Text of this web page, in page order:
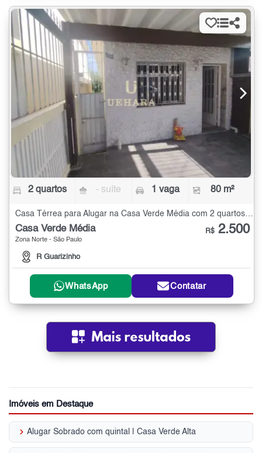
2 quartos - suíte 1 vaga 80 m²
Casa Térrea para Alugar na Casa Verde Média com 2 quartos - 80 m²
Casa Verde Média
Zona Norte - São Paulo
R Guarizinho
R$ 2.500
WhatsApp Contatar
Imóveis em Destaque
keyboard_arrow_right Alugar Sobrado com quintal | Casa Verde Alta